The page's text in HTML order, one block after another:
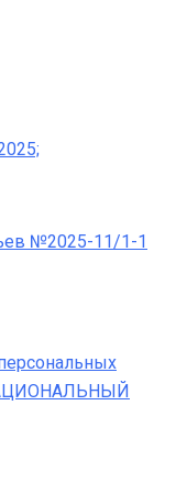
№2025-11/1-1